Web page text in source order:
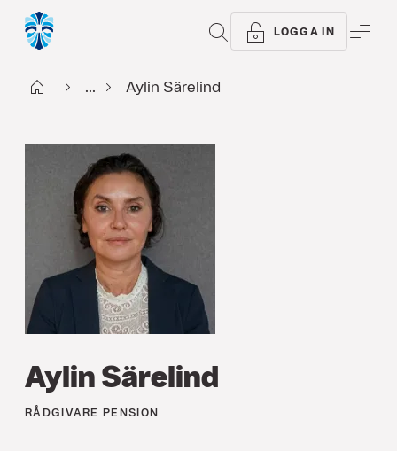
SÖK LOGGA IN
Start ... Aylin Särelind
Aylin Särelind
RÅDGIVARE PENSION